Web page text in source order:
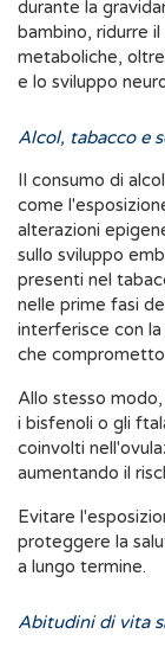
durante la
bambino, ridurre
metaboliche,
e lo sviluppo
Alcol, tabacco e
Il consumo di
come
alterazioni
sullo sviluppo
presenti nel
nelle prime fasi
interferisce con
che
Allo stesso
i bisfenoli o gli
coinvolti
aumentando il
Evitare
proteggere la
a lungo termine.
Abitudini di vita